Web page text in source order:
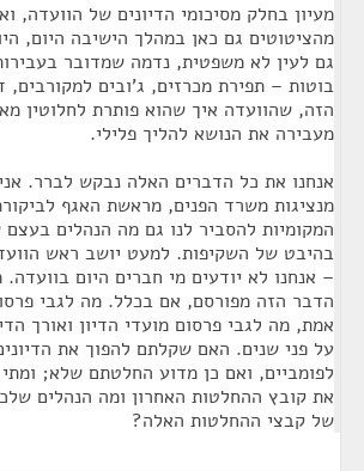
מעיון בחלק מסיכומי הדיונים של הוועדה,
מהציטוטים גם כאן במהלך הישיבה היום,
גם לעין לא משפטית, נדמה שמדובר
בוטות – תפירת מכרזים, ג'ובים למקורבים,
הזה, שהוועדה איך שהוא פותרת לחלוטין
מעבירה את הנושא להליך פלילי.
אנחנו את כל הדברים האלה נבקש לברר.
מנציגות משרד הפנים, מראשת האגף
המקומיות להסביר לנו גם מה הנהלים
בהיבט של השקיפות. למעט יושב ראש
– אנחנו לא יודעים מי חברים היום בוועדה.
הדבר הזה מפורסם, אם בכלל. מה לגבי
אמת, מה לגבי פרסום מועדי הדיון ואורך
על פני שנים. האם שקלתם להפוך את
לפומביים, ואם כן מדוע החלטתם שלא;
את קובץ ההחלטות האחרון ומה הנהלים
של קבצי ההחלטות האלה?